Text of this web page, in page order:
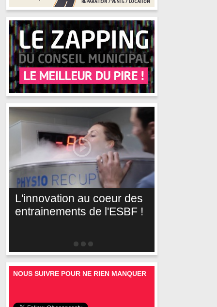
L'innovation au coeur des
entrainements de l'ESBF !
NOUS SUIVRE POUR NE RIEN MANQUER